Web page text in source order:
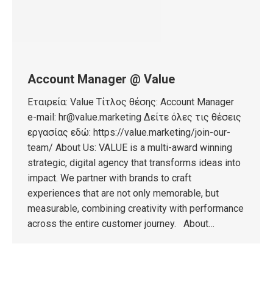
Account Manager @ Value
Εταιρεία: Value Τίτλος θέσης: Account Manager
e-mail: hr@value.marketing Δείτε όλες τις θέσεις
εργασίας εδώ: https://value.marketing/join-our-
team/ About Us: VALUE is a multi-award winning
strategic, digital agency that transforms ideas into
impact. We partner with brands to craft
experiences that are not only memorable, but
measurable, combining creativity with performance
across the entire customer journey. About…